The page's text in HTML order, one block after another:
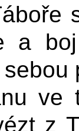
a
ve
z